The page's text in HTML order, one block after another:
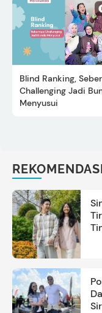
Blind Ranking,
Challenging Jadi
Menyusui